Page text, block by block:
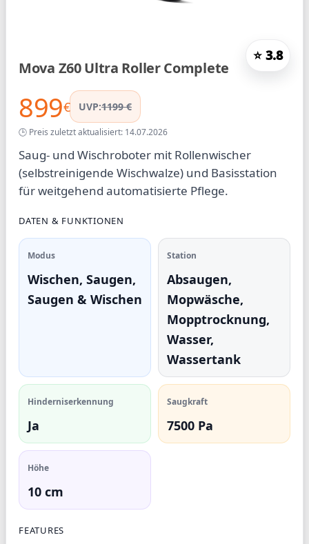
Mova Z60 Ultra Roller Complete
⭐ 3.8
899€ UVP:1199 €
🕒 Preis zuletzt aktualisiert: 14.07.2026
Saug- und Wischroboter mit Rollenwischer
(selbstreinigende Wischwalze) und Basisstation
für weitgehend automatisierte Pflege.
DATEN & FUNKTIONEN
Modus
Wischen, Saugen,
Saugen & Wischen
Station
Absaugen,
Mopwäsche,
Mopptrocknung,
Wasser,
Wassertank
Hinderniserkennung
Ja
Saugkraft
7500 Pa
Höhe
10 cm
FEATURES